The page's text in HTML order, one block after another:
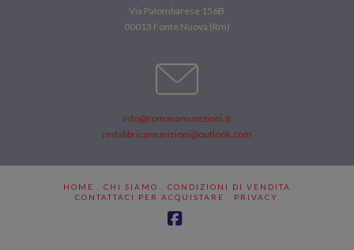
Via Palombarese 156B
00013 Fonte Nuova (Rm)
info@romanamunizioni.it
rmfabbricamunizioni@outlook.com
HOME CHI SIAMO
CONDIZIONI DI VENDITA
CONTATTACI PER ACQUISTARE
PRIVACY